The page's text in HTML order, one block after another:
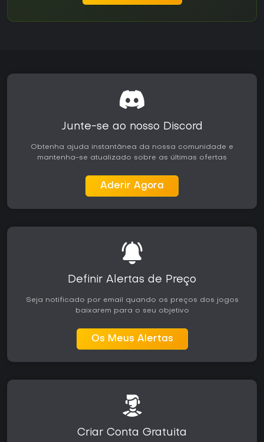
Junte-se ao nosso Discord
Obtenha ajuda instantânea da nossa comunidade e
mantenha-se atualizado sobre as últimas ofertas
Aderir Agora
Definir Alertas de Preço
Seja notificado por email quando os preços dos jogos
baixarem para o seu objetivo
Os Meus Alertas
Criar Conta Gratuita